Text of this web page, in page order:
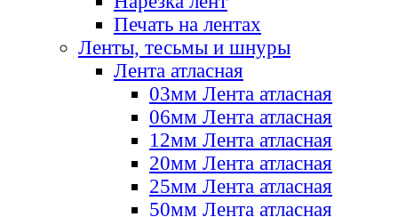
Печать на лентах
Ленты, тесьмы и шнуры
Лента атласная
03мм Лента атласная
06мм Лента атласная
12мм Лента атласная
20мм Лента атласная
25мм Лента атласная
50мм Лента атласная